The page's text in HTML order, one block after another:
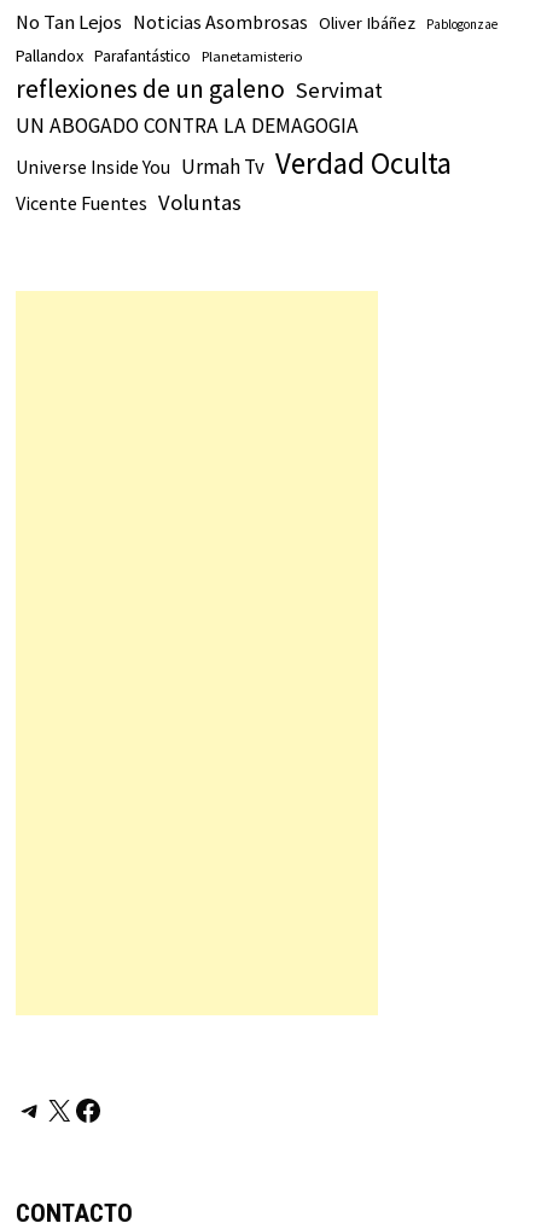
No Tan Lejos Noticias Asombrosas Oliver Ibáñez Pablogonzae
Pallandox Parafantástico Planetamisterio
reflexiones de un galeno Servimat
UN ABOGADO CONTRA LA DEMAGOGIA
Universe Inside You Urmah Tv Verdad Oculta
Vicente Fuentes Voluntas
Telegram
X Facebook
CONTACTO